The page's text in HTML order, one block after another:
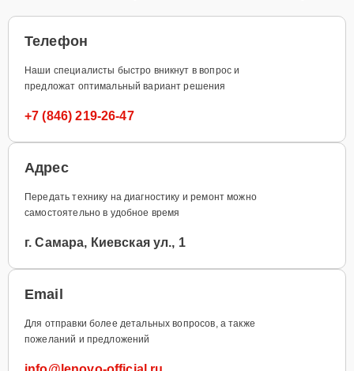
Телефон
Наши специалисты быстро вникнут в вопрос и
предложат оптимальный вариант решения
+7 (846) 219-26-47
Адрес
Передать технику на диагностику и ремонт можно
самостоятельно в удобное время
г. Самара, Киевская ул., 1
Email
Для отправки более детальных вопросов, а также
пожеланий и предложений